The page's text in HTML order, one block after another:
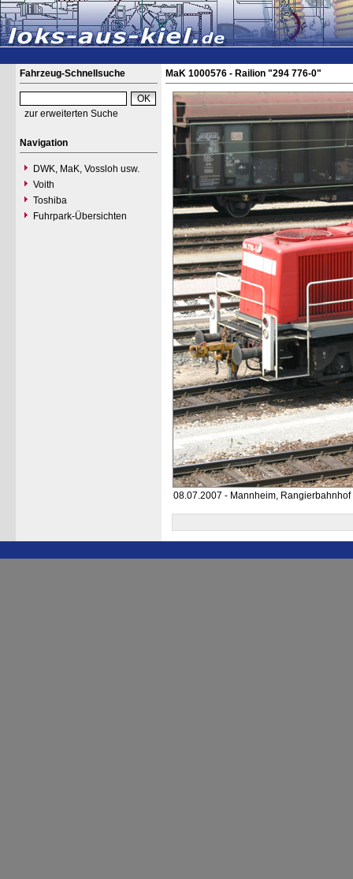
Fahrzeug-Schnellsuche
zur erweiterten Suche
Navigation
DWK, MaK, Vossloh usw.
Voith
Toshiba
Fuhrpark-Übersichten
MaK 1000576 - Railion "294 776-0"
08.07.2007 - Mannheim, Rangierbahnhof